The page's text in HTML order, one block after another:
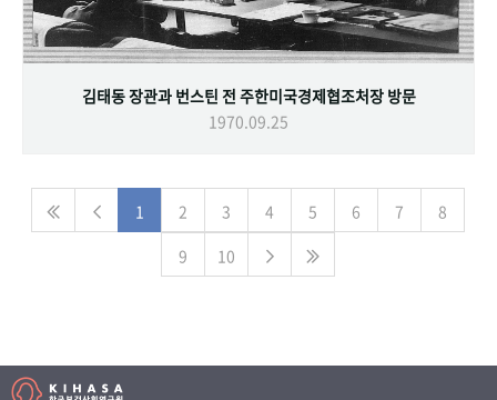
김태동 장관과 번스틴 전 주한미국경제협조처장 방문
1970.09.25
1 2 3 4 5 6 7
8
9
10